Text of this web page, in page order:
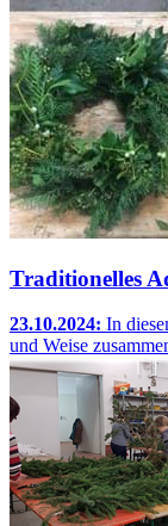
Traditionelles
23.10.2024: In
und Weise